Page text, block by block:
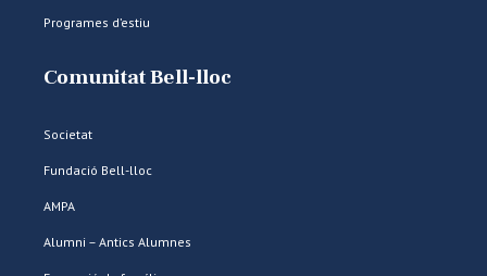
Programes d’estiu
Comunitat Bell-lloc
Societat
Fundació Bell-lloc
AMPA
Alumni – Antics Alumnes